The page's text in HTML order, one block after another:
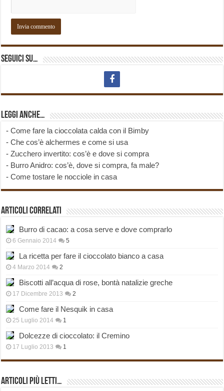
Seguici su…
Leggi anche…
-Come fare la cioccolata calda con il Bimby
-Che cos’è alchermes e come si usa
-Zucchero invertito: cos’è e dove si compra
- Burro Anidro: cos’è, dove si compra, fa male?
-Come tostare le nocciole in casa
Articoli correlati
Burro di cacao: a cosa serve e dove comprarlo
6 Gennaio 2014 5
La ricetta per fare il cioccolato bianco a casa
4 Marzo 2014 2
Biscotti all’acqua di rose, bontà natalizie greche
17 Dicembre 2013 2
Come fare il Nesquik in casa
25 Luglio 2014 1
Dolcezze di cioccolato: il Cremino
17 Luglio 2013 1
Articoli più Letti…